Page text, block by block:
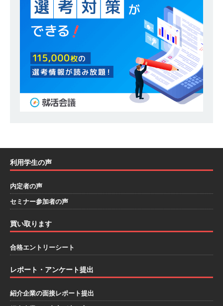
財に成長することが可能 ｜ 住宅手当有 ｜ スチー
体育会積極採用企業
≪ 27卒 ｜ ES・適性検査自動
合格で一次確約!! ≫説明会最終開催!｜ 整形外
科・疼痛領域から信頼の厚い老舗製薬メーカー
｜ 1人1人に合わせたキャリアを築ける可能性あ
のシェア ｜ 財務基盤の安定感バツグン ｜ 日本粉
[ 2026年1月26日 ] 【 体育会学生限定 】 企業の
をつけられる!! ｜ 予約フォーム
[ 2026年1月13日 ]
利用学生の声
内定者の声
セミナー参加者の声
買い取ります
合格エントリーシート
レポート・アンケート提出
紹介企業の面接レポート提出